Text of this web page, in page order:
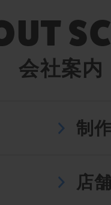
会社案内
制
店